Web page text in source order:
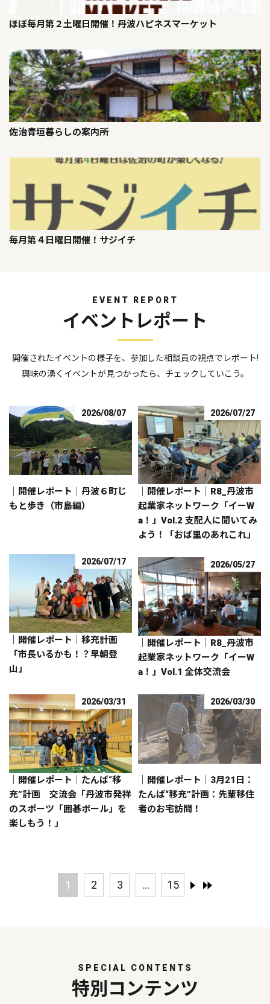
ほぼ毎月第２土曜日開催！丹波ハピネスマーケット
佐治青垣暮らしの案内所
毎月第４日曜日開催！サジイチ
EVENT REPORT
イベントレポート
開催されたイベントの様子を、参加した相談員の視点でレポート!
興味の湧くイベントが見つかったら、チェックしていこう。
2026/08/07
｜開催レポート｜丹波６町じ
もと歩き（市島編）
2026/07/27
｜開催レポート｜R8_丹波市
起業家ネットワーク「イーW
a！」Vol.2 支配人に聞いてみ
よう！「おば里のあれこれ」
2026/07/17
｜開催レポート｜移充計画
「市長いるかも！？早朝登
山」
2026/05/27
｜開催レポート｜R8_丹波市
起業家ネットワーク「イーW
a！」Vol.1 全体交流会
2026/03/31
｜開催レポート｜たんば“移
充”計画 交流会「丹波市発祥
のスポーツ「囲碁ボール」を
楽しもう！」
2026/03/30
｜開催レポート｜3月21日：
たんば“移充”計画：先輩移住
者のお宅訪問！
1 2 3 ... 15
SPECIAL CONTENTS
特別コンテンツ